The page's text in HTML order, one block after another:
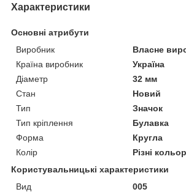
Характеристики
Основні атрибути
Виробник
Власне
Країна виробник
Україна
Діаметр
32 мм
Стан
Новий
Тип
Значок
Тип кріплення
Булавка
Форма
Кругла
Колір
Різні
Користувальницькі характеристики
Вид
005